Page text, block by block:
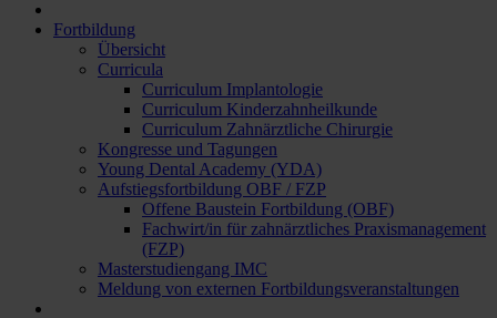
Fortbildung
Übersicht
Curricula
Curriculum Implantologie
Curriculum Kinderzahnheilkunde
Curriculum Zahnärztliche Chirurgie
Kongresse und Tagungen
Young Dental Academy (YDA)
Aufstiegsfortbildung OBF / FZP
Offene Baustein Fortbildung (OBF)
Fachwirt/in für zahnärztliches Praxismanagement
(FZP)
Masterstudiengang IMC
Meldung von externen Fortbildungsveranstaltungen